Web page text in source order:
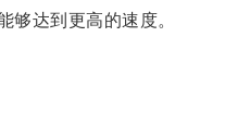
达到更高的速度。